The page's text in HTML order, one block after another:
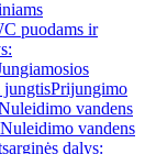
puodams ir
jungtisPrijungimo
vandens
vandens
dalys: